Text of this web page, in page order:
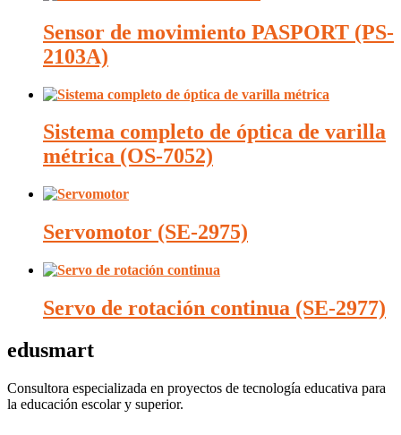
Sensor de movimiento PASPORT (PS-
2103A)
Sistema completo de óptica de varilla
métrica (OS-7052)
Servomotor (SE-2975)
Servo de rotación continua (SE-2977)
edusmart
Consultora especializada en proyectos de tecnología educativa para
la educación escolar y superior.